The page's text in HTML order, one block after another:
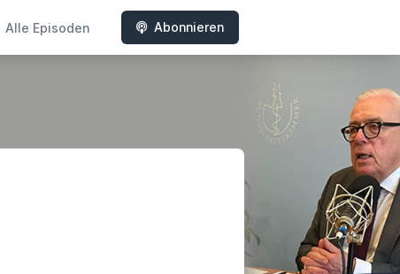
Alle Episoden Abonnieren